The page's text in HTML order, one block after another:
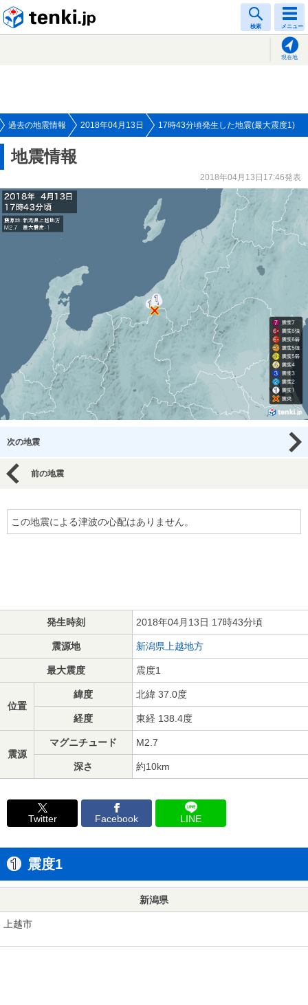
検索 メニュー
現在地
過去の地震情報 2018年04月13日 17時43分頃発生した地震(最大震度1)
地震情報
2018年04月13日17:46発表
次の地震
前の地震
この地震による津波の心配はありません。
発生時刻 2018年04月13日 17時43分頃
震源地 新潟県上越地方
最大震度 震度1
位置
緯度 北緯 37.0度
経度 東経 138.4度
震源
マグニチュード M2.7
深さ 約10km
Twitter Facebook LINE
震度1
新潟県
上越市